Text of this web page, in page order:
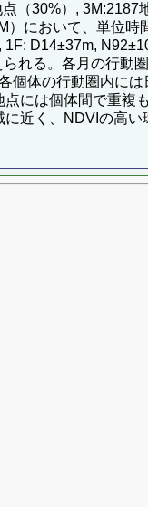
（30%）, 3M:2187
において、単位時
D14±37m,
れる。各月の行動
個体の行動圏内に
には個体間で重複
近く、NDVIの高